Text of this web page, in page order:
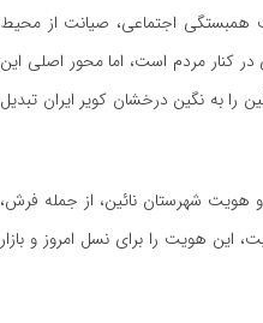
همبستگی اجتماعی، صیانت از محیط
کنار مردم است، اما محور اصلی این
را به نگین درخشان کویر ایران تبدیل
و هویت شهرستان نائین، از جمله فرش،
این هویت را برای نسل امروز و بازار